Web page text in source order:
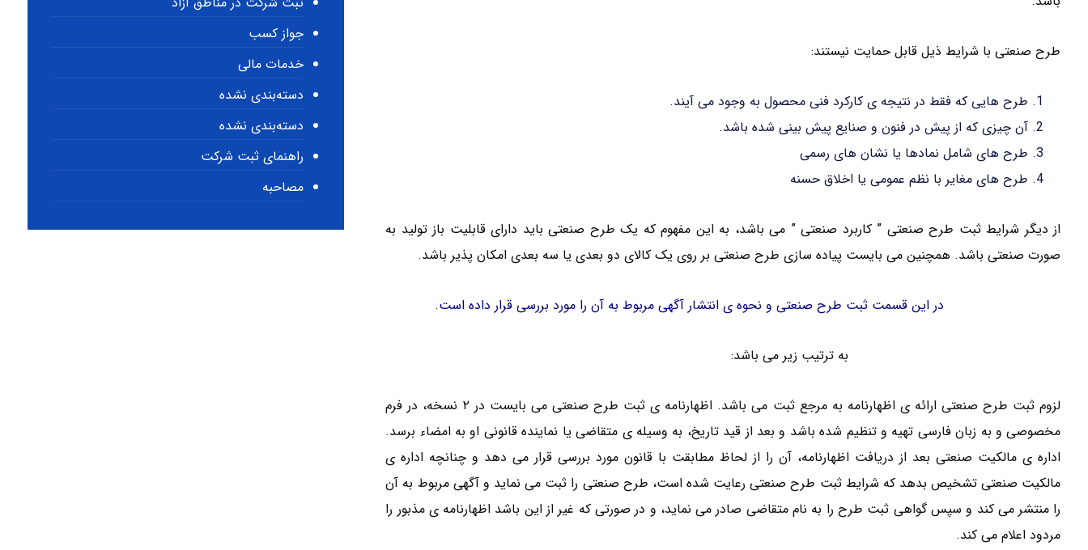
طرح صنعتی با شرایط ذیل قابل حمایت نیستند:
طرح هایی که فقط در نتیجه ی کارکرد فنی محصول به وجود می آیند.
آن چیزی که از پیش در فنون و صنایع پیش بینی شده باشد.
طرح های شامل نمادها یا نشان های رسمی
طرح های مغایر با نظم عمومی یا اخلاق حسنه
از دیگر شرایط ثبت طرح صنعتی ” کاربرد صنعتی ” می باشد، به این مفهوم که یک طرح صنعتی باید دارای قابلیت باز تولید به
صورت صنعتی باشد. همچنین می بایست پیاده سازی طرح صنعتی بر روی یک کالای دو بعدی یا سه بعدی امکان پذیر باشد.
در این قسمت ثبت طرح صنعتی و نحوه ی انتشار آگهی مربوط به آن را مورد بررسی قرار داده است.
به ترتیب زیر می باشد:
لزوم ثبت طرح صنعتی ارائه ی اظهارنامه به مرجع ثبت می باشد. اظهارنامه ی ثبت طرح صنعتی می بایست در ۲ نسخه، در فرم
مخصوصی و به زبان فارسی تهیه و تنظیم شده باشد و بعد از قید تاریخ، به وسیله ی متقاضی یا نماینده قانونی او به امضاء برسد.
اداره ی مالکیت صنعتی بعد از دریافت اظهارنامه، آن را از لحاظ مطابقت با قانون مورد بررسی قرار می دهد و چنانچه اداره ی
مالکیت صنعتی تشخیص بدهد که شرایط ثبت طرح صنعتی رعایت شده است، طرح صنعتی را ثبت می نماید و آگهی مربوط به آن
را منتشر می کند و سپس گواهی ثبت طرح را به نام متقاضی صادر می نماید، و در صورتی که غیر از این باشد اظهارنامه ی مذبور را
مردود اعلام می کند.
جواز کسب
خدمات مالی
دسته‌بندی نشده
دسته‌بندی نشده
راهنمای ثبت شرکت
مصاحبه